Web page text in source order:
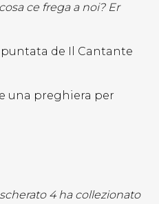
ce frega a noi? Er
de Il Cantante
una preghiera per
4 ha collezionato